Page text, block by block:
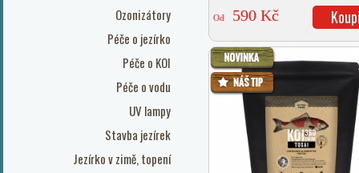
Ozonizátory
Péče o jezírko
Péče o KOI
Péče o vodu
UV lampy
Stavba jezírek
Jezírko v zimě, topení
Od 590 Kč